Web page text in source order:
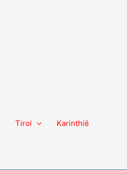
Tirol Karinthië